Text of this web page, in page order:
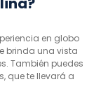
en globo
brinda una vista
También puedes
que te llevará a